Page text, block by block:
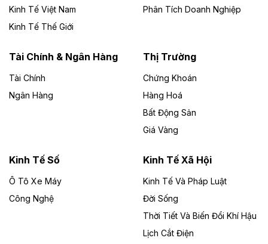
Theo vietnamfinance.vn
Đức Long Gia Lai mở rộng ‘hệ sinh thái’
Lai
Bốn doanh nghiệp có sự góp vốn của Công ty Cổ
phần Tập đoàn Đức Long Gia Lai (HoSE: DLG) được
Gia Lai với tổng vốn hơn 4.750 tỷ đồng.
Đồng Nai cho thuê gần 59 ha đất làm khu
công nghiệp ở Long Thành
UBND TP Đồng Nai cho Công ty Amata thuê gần 59 ha
đất để đầu tư khu công nghiệp công nghệ cao Long
Kinh Tế Việt Nam
Kinh Tế Thế Giới
Phân Tích Doanh Nghiệp
Tài Chính & Ngân Hàng
Tài Chính
Ngân Hàng
Thị Trường
Chứng Khoán
Hàng Hoá
Bất Động Sản
Giá Vàng
Kinh Tế Số
Ô Tô Xe Máy
Công Nghệ
Kinh Tế Xã Hội
Kinh Tế Và Pháp Luật
Đời Sống
Thời Tiết Và Biến Đổi Khí Hậu
Lịch Cắt Điện